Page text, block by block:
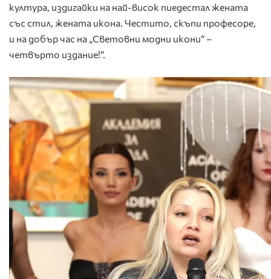
култура, издигайки на най-висок пиедестал жената
със стил, жената икона. Честито, скъпи професоре,
и на добър час на „Световни модни икони“ –
четвърто издание!“.